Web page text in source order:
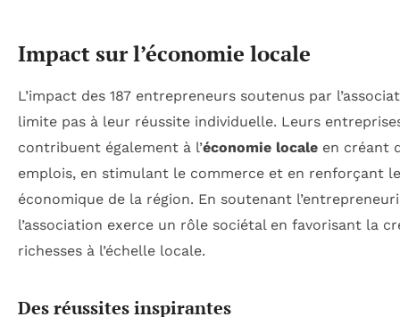
Impact sur l’économie locale
L’impact des 187 entrepreneurs soutenus par
limite pas à leur réussite individuelle. Leurs
contribuent également à l’économie locale en créant
emplois, en stimulant le commerce et en renforçant
économique de la région. En soutenant
l’association exerce un rôle sociétal en favorisant la
richesses à l’échelle locale.
Des réussites inspirantes